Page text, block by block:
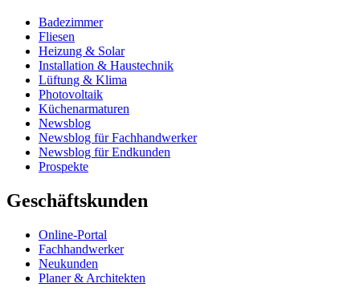
Badezimmer
Fliesen
Heizung & Solar
Installation & Haustechnik
Lüftung & Klima
Photovoltaik
Küchenarmaturen
Newsblog
Newsblog für Fachhandwerker
Newsblog für Endkunden
Prospekte
Geschäftskunden
Online-Portal
Fachhandwerker
Neukunden
Planer & Architekten